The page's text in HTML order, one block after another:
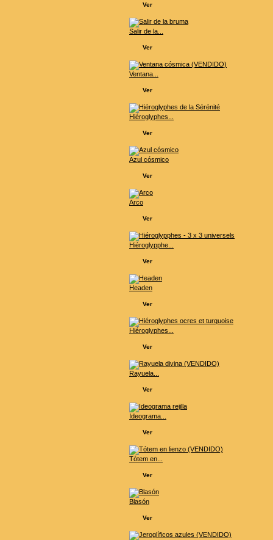
Ver
Salir de la...
Ver
Ventana...
Ver
Hiéroglyphes...
Ver
Azul cósmico
Ver
Arco
Ver
Hiéroglypphe...
Ver
Headen
Ver
Hiéroglyphes...
Ver
Rayuela...
Ver
Ideograma...
Ver
Tótem en...
Ver
Blasón
Ver